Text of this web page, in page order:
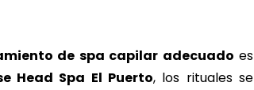
perfecto el puerto de santa maria
de spa capilar adecuado es
Head Spa El Puerto, los rituales se